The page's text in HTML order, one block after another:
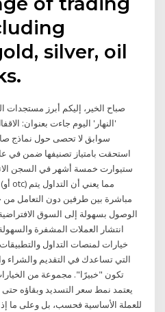
silver, oil
'النهار' اليوم جاءت بعنوان:
سوابق لا تحصى حول نماذج
ستيوارت خمسة أشهر في السجن
مباشرة بين طرفين دون التعامل من
الوصول بسهولة إلى السوق
انتشار العملات المشفرة
خيارات لمنصات التداول
التي تساعدك في التقديم والشراء
تكون "خبيرًا". مجموعة من
يعتمد نمط سعر التسديد وبقاؤه حتى
للعملة الأساسية فحسب، بل وعلى ما